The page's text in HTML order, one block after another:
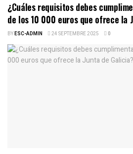
¿Cuáles requisitos debes
de los 10 000 euros que ofrece la
BYESC-ADMIN 24 SEPTEMBRE 2025 0